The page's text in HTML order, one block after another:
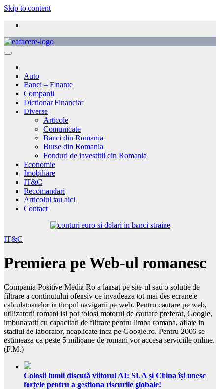
Skip to content
Auto
Banci – Finante
Companii
Dictionar Financiar
Diverse
Articole
Comunicate
Banci din Romania
Burse din Romania
Fonduri de investitii din Romania
Economie
Imobiliare
IT&C
Recomandari
Articolul tau aici
Contact
IT&C
Premiera pe Web-ul romanesc
Compania Positive Media Ro a lansat pe site-ul sau o solutie de
filtrare a continutului ofensiv ce invadeaza tot mai des ecranele
calculatoarelor in timpul navigarii pe web. Pentru cautare pe web,
utilizatorii romani isi pot folosi motorul de cautare preferat, Google,
imbunatatit cu capacitati de filtrare pentru limba romana, aflate in
stadiul de laborator, neaplicate inca pe Google.ro. Pentru 2006 se
estimeaza ca peste 5 milioane de romani vor accesa serviciile online.
(F.M.)
Colosii lumii discută viitorul AI: SUA și China își unesc
forțele pentru a gestiona riscurile globale!